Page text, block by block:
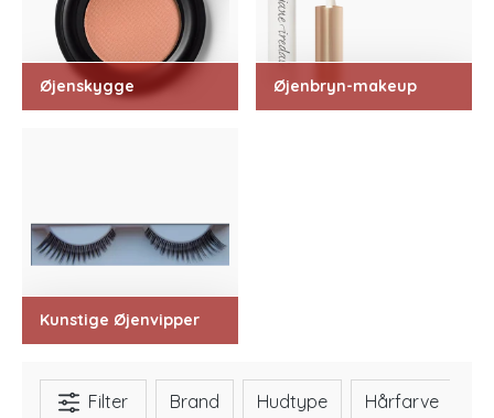
Øjenskygge Øjenbryn-makeup
Kunstige Øjenvipper
Filter Brand Hudtype Hårfarve